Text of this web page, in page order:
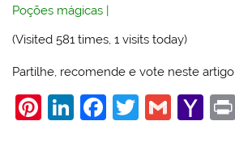
Poções mágicas |
(Visited 581 times, 1 visits today)
Partilhe, recomende e vote neste artigo
Pi Li F
T
G
Y